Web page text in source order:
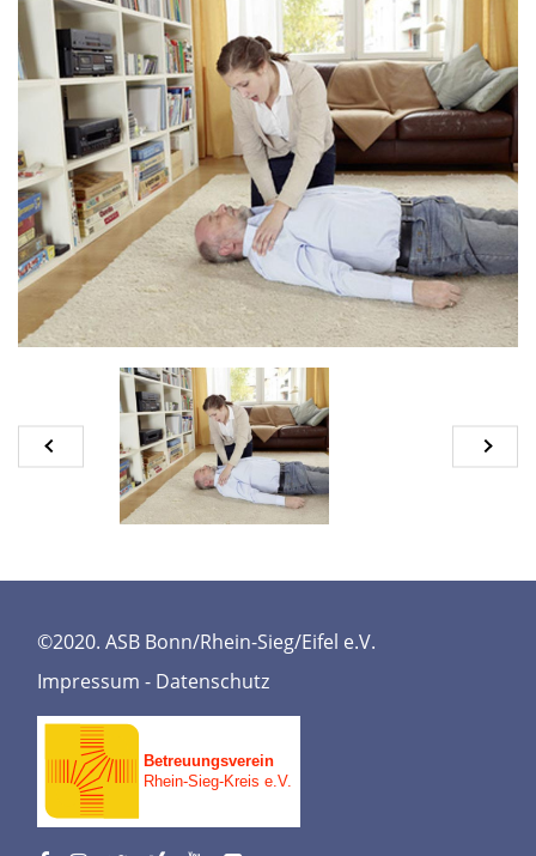
©2020. ASB Bonn/Rhein-Sieg/Eifel e.V.
Impressum - Datenschutz